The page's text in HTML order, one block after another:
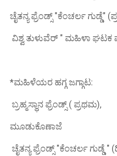
ಚೈತನ್ಯ ಫ್ರೆಂಡ್ಸ್ "ಕೆಂಚರ್ಲ ಗುಡ್ಡೆ"
ವಿಶ್ವ ತುಳುವೆರ್ " ಮಹಿಳಾ
*ಮಹಿಳೆಯರ ಹಗ್ಗ ಜಗ್ಗಾಟ:
ಬ್ರಹ್ಮಸ್ಥಾನ ಫ್ರೆಂಡ್ಸ್ ( ಪ್ರಥಮ),
ಮೂಡುಕೊಣಾಜೆ
ಚೈತನ್ಯ ಫ್ರೆಂಡ್ಸ್ "ಕೆಂಚರ್ಲ ಗುಡ್ಡೆ "